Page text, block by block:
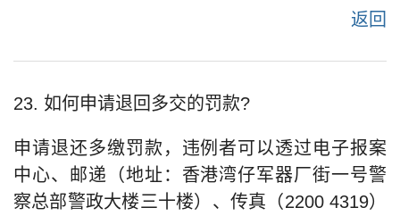
返回
23. 如何申请退回多交的罚款?
申请退还多缴罚款，违例者可以透过电子报案
中心、邮递（地址：香港湾仔军器厂街一号警
察总部警政大楼三十楼）、传真（2200 4319）